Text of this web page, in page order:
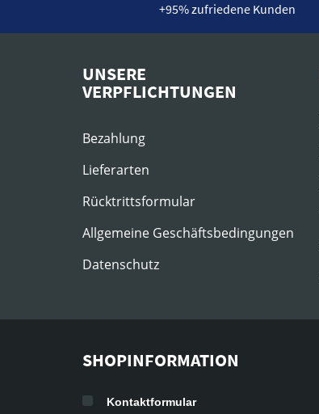
+95% zufriedene Kunden
UNSERE
VERPFLICHTUNGEN
Bezahlung
Lieferarten
Rücktrittsformular
Allgemeine Geschäftsbedingungen
Datenschutz
SHOPINFORMATION
Kontaktformular